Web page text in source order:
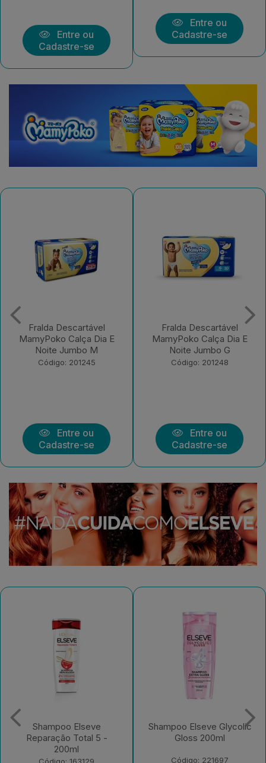
Entre ou
Cadastre-se
Entre ou
Cadastre-se
Fralda Descartável
MamyPoko Calça Dia E
Noite Jumbo G
Código: 201248
Entre ou
Cadastre-se
Fralda Descartável
MamyPoko Calça Dia E
Noite Jumbo XXG
Código: 201249
Entre ou
Cadastre-se
Shampoo Elseve Glycolic
Gloss 200ml
Código: 221697
Creme para Pentear
Elseve Colágeno Lifter
Código: 235526